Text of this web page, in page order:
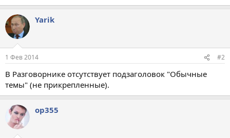
Yarik
1 Фев 2014 #2
В Разговорнике отсутствует подзаголовок "Обычные
темы" (не прикрепленные).
op355